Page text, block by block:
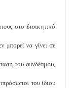
στο διοικητικό
μπορεί να γίνει σε
του συνδέσμου,
του ίδιου